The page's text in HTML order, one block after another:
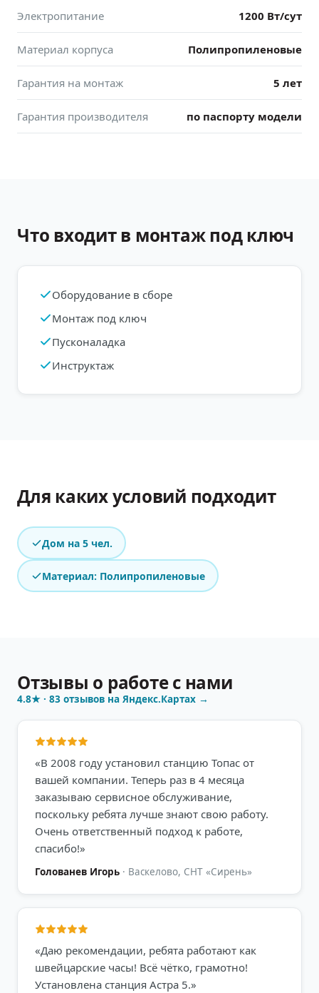
Электропитание 1200 Вт/сут
Материал корпуса Полипропиленовые
Гарантия на монтаж 5 лет
Гарантия производителя по паспорту модели
Что входит в монтаж под ключ
Оборудование в сборе
Монтаж под ключ
Пусконаладка
Инструктаж
Для каких условий подходит
Дом на 5 чел.
Материал: Полипропиленовые
Отзывы о работе с нами
4.8★ · 83 отзывов на Яндекс.Картах →
«В 2008 году установил станцию Топас от
вашей компании. Теперь раз в 4 месяца
заказываю сервисное обслуживание,
поскольку ребята лучше знают свою работу.
Очень ответственный подход к работе,
спасибо!»
Голованев Игорь · Васкелово, СНТ «Сирень»
«Даю рекомендации, ребята работают как
швейцарские часы! Всё чётко, грамотно!
Установлена станция Астра 5.»